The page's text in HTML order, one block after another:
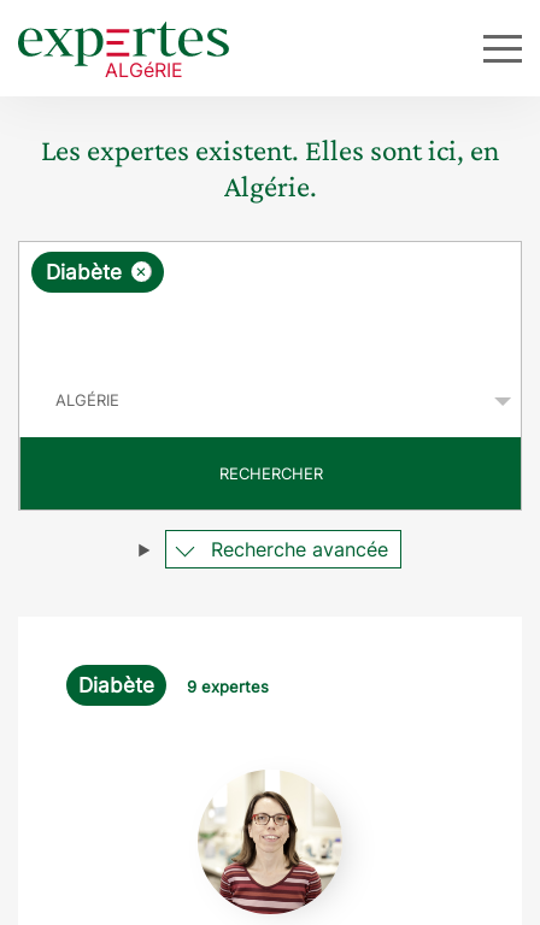
Les expertes existent. Elles sont ici, en
Algérie.
R
ê
e
×
Diabète
RECHERCHER
Recherche avancée
Diabète 9 expertes
Maude
Le
Gall